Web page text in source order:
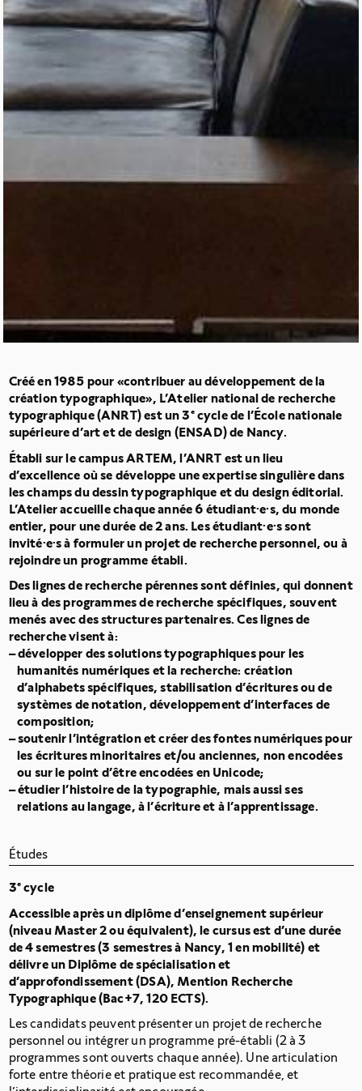
Créé en 1985 pour «contribuer au développement de la
création typographique», L’Atelier national de recherche
typographique (ANRT) est un 3ecycle de l’École nationale
supérieure d’art et de design (ENSAD) de Nancy.
Établi sur le campus ARTEM, l’ANRT est un lieu
d’excellence où se développe une expertise singulière dans
les champs du dessin typographique et du design éditorial.
L’Atelier accueille chaque année 6 étudiant·e·s, du monde
entier, pour une durée de 2ans. Les étudiant·e·s sont
invité·e·s à formuler un projet de recherche personnel, ou à
rejoindre un programme établi.
Des lignes de recherche pérennes sont définies, qui donnent
lieu à des programmes de recherche spécifiques, souvent
menés avec des structures partenaires. Ces lignes de
recherche visent à:
développer des solutions typographiques pour les
humanités numériques et la recherche: création
d’alphabets spécifiques, stabilisation d’écritures ou de
systèmes de notation, développement d’interfaces de
composition;
soutenir l’intégration et créer des fontes numériques pour
les écritures minoritaires et/ou anciennes, non encodées
ou sur le point d’être encodées en Unicode;
étudier l’histoire de la typographie, mais aussi ses
relations au langage, à l’écriture et à l’apprentissage.
Études
3ecycle
Accessible après un diplôme d’enseignement supérieur
(niveau Master2 ou équivalent), le cursus est d’une durée
de 4semestres (3 semestres à Nancy, 1 enmobilité) et
délivre un Diplôme de spécialisation et
d’approfondissement (DSA), Mention Recherche
Typographique (Bac+7, 120 ECTS).
Les candidats peuvent présenter un projet de recherche
personnel ou intégrer un programme pré-établi (2à 3
programmes sont ouverts chaque année). Une articulation
forte entre théorie et pratique est recommandée, et